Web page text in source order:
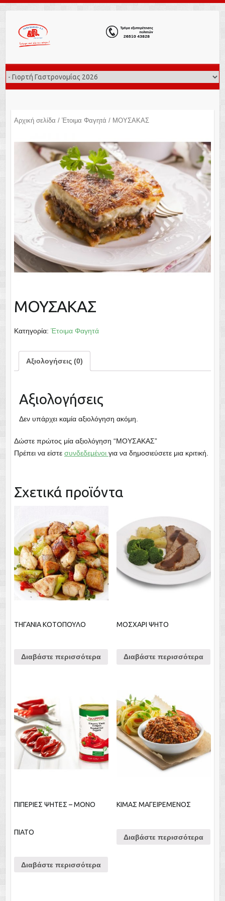
Αρχική σελίδα / Έτοιμα Φαγητά / ΜΟΥΣΑΚΑΣ
ΜΟΥΣΑΚΑΣ
Κατηγορία: Έτοιμα Φαγητά
Αξιολογήσεις (0)
Αξιολογήσεις
Δεν υπάρχει καμία αξιολόγηση ακόμη.
Δώστε πρώτος μία αξιολόγηση “ΜΟΥΣΑΚΑΣ”
Πρέπει να είστε συνδεδεμένοι για να δημοσιεύσετε μια κριτική.
Σχετικά προϊόντα
ΤΗΓΑΝΙΑ ΚΟΤΟΠΟΥΛΟ
Διαβάστε περισσότερα
ΜΟΣΧΑΡΙ ΨΗΤΟ
Διαβάστε περισσότερα
ΠΙΠΕΡΙΕΣ ΨΗΤΕΣ – ΜΟΝΟ
ΠΙΑΤΟ
Διαβάστε περισσότερα
ΚΙΜΑΣ ΜΑΓΕΙΡΕΜΕΝΟΣ
Διαβάστε περισσότερα